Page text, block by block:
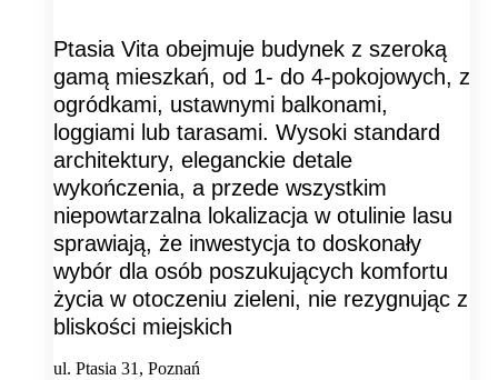
Ptasia Vita obejmuje budynek z szeroką
gamą mieszkań, od 1- do 4-pokojowych, z
ogródkami, ustawnymi balkonami,
loggiami lub tarasami. Wysoki standard
architektury, eleganckie detale
wykończenia, a przede wszystkim
niepowtarzalna lokalizacja w otulinie lasu
sprawiają, że inwestycja to doskonały
wybór dla osób poszukujących komfortu
życia w otoczeniu zieleni, nie rezygnując z
bliskości miejskich
ul. Ptasia 31, Poznań